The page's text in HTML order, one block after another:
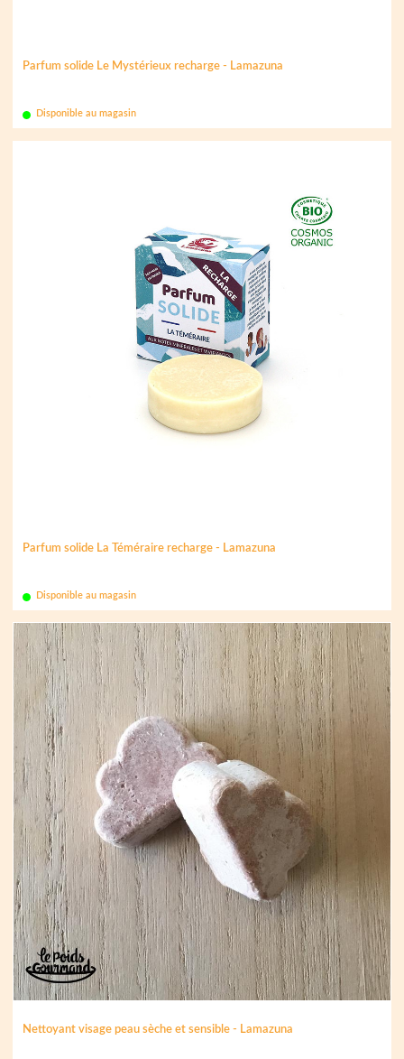
Parfum solide Le Mystérieux recharge - Lamazuna
Disponible au magasin
Parfum solide La Téméraire recharge - Lamazuna
Disponible au magasin
Nettoyant visage peau sèche et sensible - Lamazuna